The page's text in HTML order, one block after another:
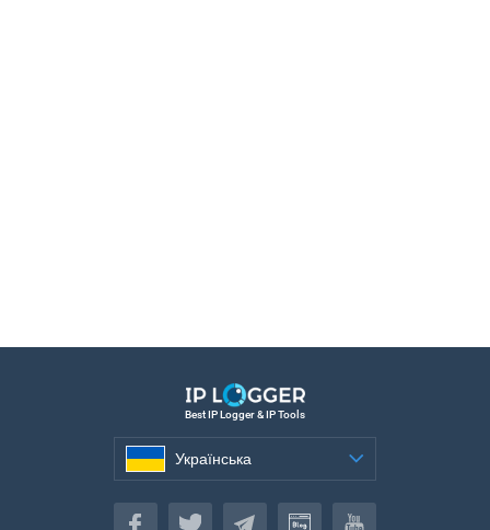
Best IP Logger & IP Tools
Українська
Українська